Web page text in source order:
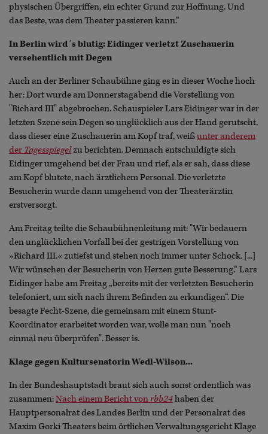
physischen Übergriffen, ein echter Grund zur Hoffnung. Und
das Beste, was dem Theater passieren kann.“
In Berlin wird´s blutig: Eidinger verletzt Zuschauerin
versehentlich mit Degen
Auch an der Berliner Schaubühne ging es in dieser Woche hoch
her: Dort wurde am Donnerstagabend die Vorstellung von
"Richard III" abgebrochen. Schauspieler Lars Eidinger war in der
letzten Szene sein Degen so unglücklich aus der Hand gerutscht,
dass dieser eine Zuschauerin am Kopf traf, weißunter anderem
der Tagesspiegelzu berichten. Demnach entschuldigte sich
Eidinger umgehend bei der Frau und rief, als er sah, dass diese
am Kopf blutete, nach ärztlichem Personal. Die verletzte
Besucherin wurde dann umgehend von der Theaterärztin
erstversorgt.
Am Freitag teilte die Schaubühnenleitung mit: "Wir bedauern
den unglücklichen Vorfall bei der gestrigen Vorstellung von
»Richard III.« zutiefst und stehen noch immer unter Schock. [...]
Wir wünschen der Besucherin von Herzen gute Besserung.“ Lars
Eidinger habe am Freitag „bereits mit der verletzten Besucherin
telefoniert, um sich nach ihrem Befinden zu erkundigen“. Die
besagte Fecht-Szene, die gemeinsam mit einem Stunt-
Koordinator erarbeitet worden war, wolle man nun "noch
einmal neu überprüfen". Besser is.
Klage gegen Kultursenatorin Wedl-Wilson...
In der Bundeshauptstadt braut sich auch sonst ordentlich was
zusammen:Nach einem Bericht vonrbb24haben der
Hauptpersonalrat des Landes Berlin und der Personalrat des
Maxim Gorki Theaters beim örtlichen Verwaltungsgericht Klage